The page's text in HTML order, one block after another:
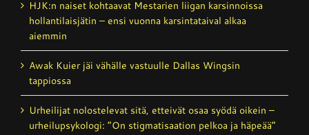
HJK:n naiset kohtaavat Mestarien liigan karsinnoissa
hollantilais­jätin – ensi vuonna karsintataival alkaa
aiemmin
Awak Kuier jäi vähälle vastuulle Dallas Wingsin
tappiossa
Urheilijat nolostelevat sitä, etteivät osaa syödä oikein –
urheilupsykologi: ”On stigmatisaation pelkoa ja häpeää”